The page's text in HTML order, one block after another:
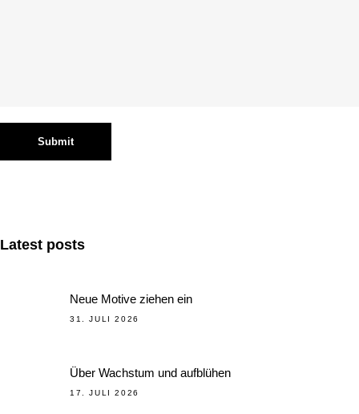
Latest posts
Neue Motive ziehen ein
31. JULI 2026
Über Wachstum und aufblühen
17. JULI 2026